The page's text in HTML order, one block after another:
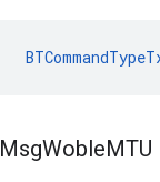
MsgWobleMTU